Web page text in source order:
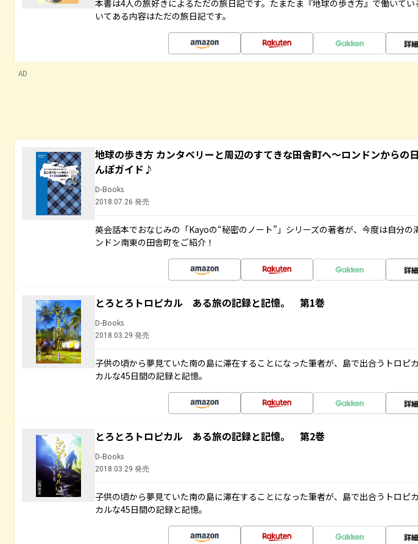
本書は4人の旅好きによるただの旅日記です。たまたま『地球の歩き方』で働いてい
いてある内容はただの旅日記です。
詳
AD
地球の歩き方 カンタベリーと周辺のすてきな田舎町へ～ロンドンからの
んぽガイド♪
D-Books
2018.07.26 発売
英会話本でおなじみの「Kayoの“秘密のノート”」シリーズの著者が、今度は自分の
ンドン南東の田舎町をご紹介！
詳
とろとろトロピカル ある旅の記録と記憶。 第1巻
D-Books
2018.03.29 発売
子供の頃から夢見ていた南の島に滞在することになった筆者が、島で出合うトロピ
カルな45日間の記録と記憶。
詳
とろとろトロピカル ある旅の記録と記憶。 第2巻
D-Books
2018.03.29 発売
子供の頃から夢見ていた南の島に滞在することになった筆者が、島で出合うトロピ
カルな45日間の記録と記憶。
詳